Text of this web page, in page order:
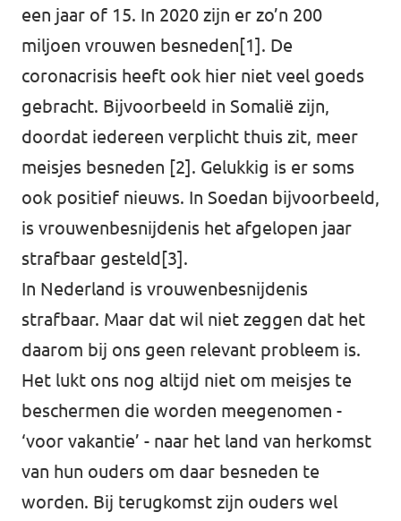
een jaar of 15. In 2020 zijn er zo’n 200
miljoen vrouwen besneden[1] . De
coronacrisis heeft ook hier niet veel goeds
gebracht. Bijvoorbeeld in Somalië zijn,
doordat iedereen verplicht thuis zit, meer
meisjes besneden [2] . Gelukkig is er soms
ook positief nieuws. In Soedan bijvoorbeeld,
is vrouwenbesnijdenis het afgelopen jaar
strafbaar gesteld[3] .
In Nederland is vrouwenbesnijdenis
strafbaar. Maar dat wil niet zeggen dat het
daarom bij ons geen relevant probleem is.
Het lukt ons nog altijd niet om meisjes te
beschermen die worden meegenomen -
‘voor vakantie’ - naar het land van herkomst
van hun ouders om daar besneden te
worden. Bij terugkomst zijn ouders wel